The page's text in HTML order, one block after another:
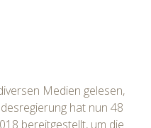
Medien gelesen,
hat nun 48
bereitgestellt, um die